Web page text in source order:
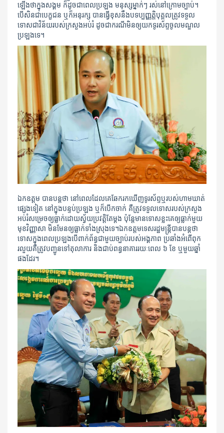
ឡើងថាក្នុងសង្គម ក៏ដូចជាពេលប្រឡង មនុស្សម្នាក់ៗ រស់នៅក្រោមច្បាប់។
បើសិនជាបេក្ខជន ឬក៏អនុរក្ស បានធ្វើខុសនឹងបទប្បញ្ញតិ្តបុគ្គល​ត្រូវទទួល
ទោសជាវិន័យ​របស់ក្រសួងអប់រំ ដូចជាករណីមិនឲ្យយកទូរស័ព្ទចូលមណ្ឌល
ប្រឡងទេ។
ឯកឧត្តម បានបន្តថា នៅពេលដែល​គេឆែករកឃើញ​ទូរស័ព្ទឬរបស់ហាមឃាត់
ផ្សេងទៀត នៅក្នុងបន្ទប់ប្រឡង ឬក៏បើកចាក់ គឺត្រូវទទួលទោស​របស់ក្រសួង
អប់រំសម្រេច​ឲ្យធ្លាក់​ដោយ​ស្វ័យប្រវត្តិតែម្តង ប៉ុន្តែមានទោសខ្លះគេឲ្យធ្លាក់មួយ
មុខវិញ្ញាសា មិនមែនឲ្យធ្លាក់ទាំងស្រុងទេ។ឯកឧត្តមទេស​រដ្ឋ​មន្ត្រីបានបន្តថា
ទោសក្នុងពេលប្រឡងបើពាក់ព័ន្ធជាមួយច្បាប់របស់អង្គភាព ប្រឆាំងអំពើពុក
រលួយគឺត្រូវបញ្ជូនទៅតុលាការ និងជាប់ពន្ធនាគាររយៈពេល ៦ ខែ ឬមួយឆ្នាំ
ផងដែរ។